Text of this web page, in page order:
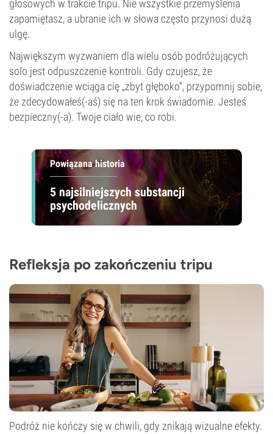
głosowych w trakcie tripu. Nie wszystkie przemyślenia
zapamiętasz, a ubranie ich w słowa często przynosi dużą
ulgę.
Największym wyzwaniem dla wielu osób podróżujących
solo jest odpuszczenie kontroli. Gdy czujesz, że
doświadczenie wciąga cię „zbyt głęboko”, przypomnij sobie,
że zdecydowałeś(-aś) się na ten krok świadomie. Jesteś
bezpieczny(-a). Twoje ciało wie, co robi.
Powiązana historia
5 najsilniejszych substancji
psychodelicznych
Refleksja po zakończeniu tripu
Podróż nie kończy się w chwili, gdy znikają wizualne efekty.